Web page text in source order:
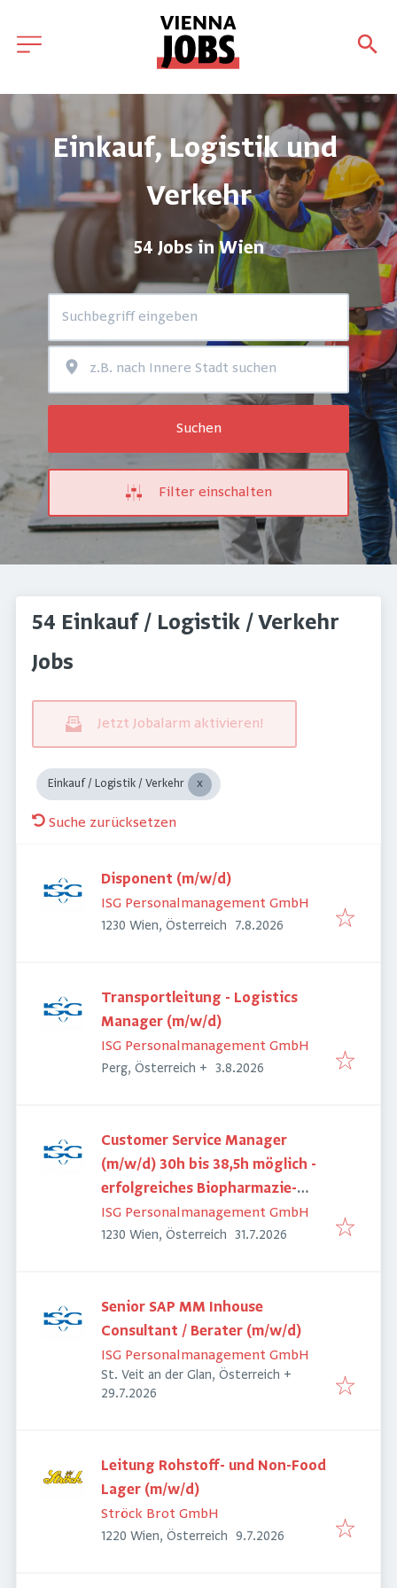
Einkauf, Logistik und
Verkehr
54 Jobs in Wien
Suchen
Filter einschalten
54 Einkauf / Logistik / Verkehr
Jobs
Jetzt Jobalarm aktivieren!
Einkauf / Logistik / Verkehr
Suche zurücksetzen
Disponent (m/w/d)
ISG Personalmanagement GmbH
1230 Wien, Österreich Veröffentlicht
7.8.2026
Transportleitung - Logistics
Manager (m/w/d)
ISG Personalmanagement GmbH
Perg, Österreich + Veröffentlicht
3.8.2026
Customer Service Manager
(m/w/d) 30h bis 38,5h möglich -
erfolgreiches Biopharmazie-
Unternehmen
ISG Personalmanagement GmbH
1230 Wien, Österreich Veröffentlicht
31.7.2026
Senior SAP MM Inhouse
Consultant / Berater (m/w/d)
ISG Personalmanagement GmbH
St. Veit an der Glan, Österreich +
Veröffentlicht
29.7.2026
Leitung Rohstoff- und Non-Food
Lager (m/w/d)
Ströck Brot GmbH
1220 Wien, Österreich Veröffentlicht
9.7.2026